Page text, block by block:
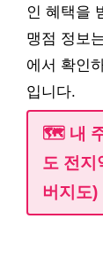
인 혜택을
맹점 정보
에서 확인
입니다.
🗺️ 내 주
도 전지
버지도)